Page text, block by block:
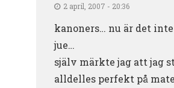
2 april, 2007 - 20:36
kanoners… nu är det
jue…
själv märkte jag att jag
alldelles perfekt på